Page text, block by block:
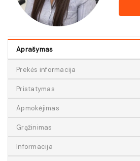
Aprašymas
Prekės informacija
Pristatymas
Apmokėjimas
Grąžinimas
Informacija